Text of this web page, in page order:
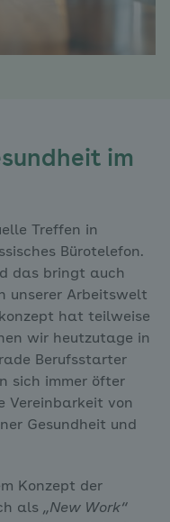
im
Treffen in
Bürotelefon.
das bringt auch
unserer Arbeitswelt
hat teilweise
wir heutzutage in
Berufsstarter
sich immer öfter
Vereinbarkeit von
Gesundheit und
Konzept der
als „New Work“